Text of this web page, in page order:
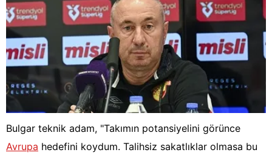
Bulgar teknik adam, "Takımın potansiyelini görünce
Avrupa hedefini koydum. Talihsiz sakatlıklar olmasa bu